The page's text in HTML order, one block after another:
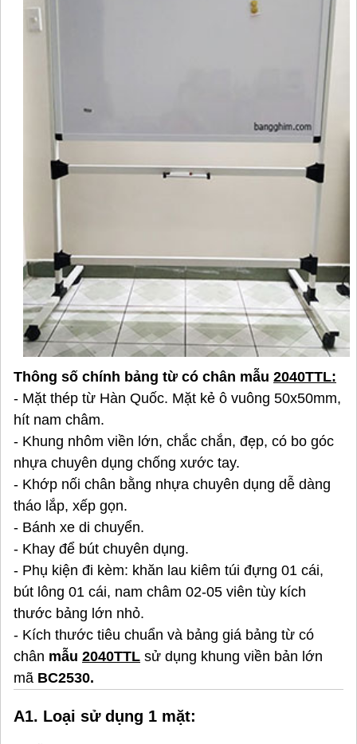
Thông số chính bảng từ có chân mẫu 2040TTL:
- Mặt thép từ Hàn Quốc. Mặt kẻ ô vuông 50x50mm,
hít nam châm.
- Khung nhôm viền lớn, chắc chắn, đẹp, có bo góc
nhựa chuyên dụng chống xước tay.
- Khớp nối chân bằng nhựa chuyên dụng dễ dàng
tháo lắp, xếp gọn.
- Bánh xe di chuyển.
- Khay để bút chuyên dụng.
- Phụ kiện đi kèm: khăn lau kiêm túi đựng 01 cái,
bút lông 01 cái, nam châm 02-05 viên tùy kích
thước bảng lớn nhỏ.
- Kích thước tiêu chuẩn và bảng giá bảng từ có
chân mẫu 2040TTL sử dụng khung viền bản lớn
mã BC2530.
A1. Loại sử dụng 1 mặt: